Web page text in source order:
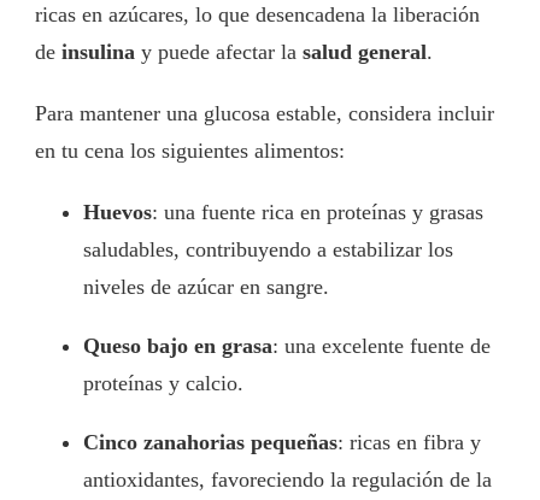
ricas en azúcares, lo que desencadena la liberación
de insulina y puede afectar la salud general.
Para mantener una glucosa estable, considera incluir
en tu cena los siguientes alimentos:
Huevos: una fuente rica en proteínas y grasas
saludables, contribuyendo a estabilizar los
niveles de azúcar en sangre.
Queso bajo en grasa: una excelente fuente de
proteínas y calcio.
Cinco zanahorias pequeñas: ricas en fibra y
antioxidantes, favoreciendo la regulación de la